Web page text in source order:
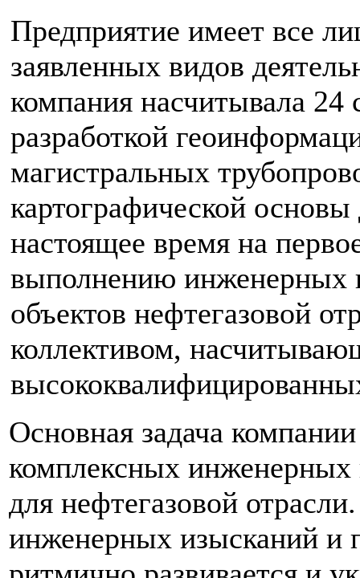
Предприятие имеет все
заявленных видов
компания насчитывала
разработкой
магистральных
картографической
настоящее время на
выполнению инженерных
объектов нефтегазовой
коллективом,
Основная задача
комплексных инженерных
для нефтегазовой
инженерных изысканий и